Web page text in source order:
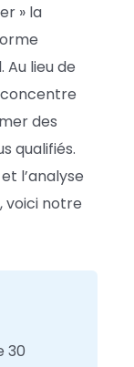
» la
lieu de
des
qualifiés.
l’analyse
voici notre
30